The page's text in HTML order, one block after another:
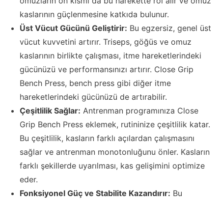
kaslarının güçlenmesine katkıda bulunur.
Üst Vücut Gücünü Geliştirir: Bu egzersiz, genel üst
vücut kuvvetini artırır. Triseps, göğüs ve omuz
kaslarının birlikte çalışması, itme hareketlerindeki
gücünüzü ve performansınızı artırır. Close Grip
Bench Press, bench press gibi diğer itme
hareketlerindeki gücünüzü de artırabilir.
Çeşitlilik Sağlar: Antrenman programınıza Close
Grip Bench Press eklemek, rutininize çeşitlilik katar.
Bu çeşitlilik, kasların farklı açılardan çalışmasını
sağlar ve antrenman monotonluğunu önler. Kasların
farklı şekillerde uyarılması, kas gelişimini optimize
eder.
Fonksiyonel Güç ve Stabilite Kazandırır: Bu